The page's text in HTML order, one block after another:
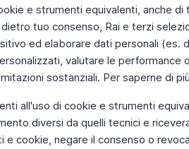
e strumenti equivalenti, anche
tuo consenso, Rai e terzi
ed elaborare dati personali
valutare le
sostanziali. Per saperne di
all'uso di cookie e strumenti
diversi da quelli tecnici e
e cookie, negare il consenso o
Twitter Instagram